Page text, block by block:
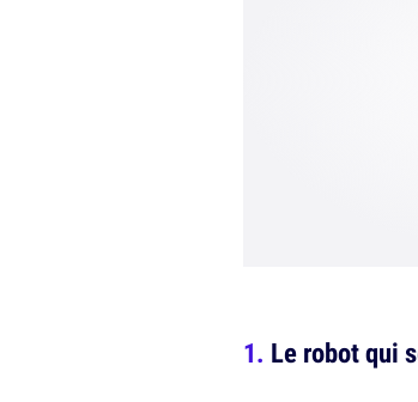
Le robot qui